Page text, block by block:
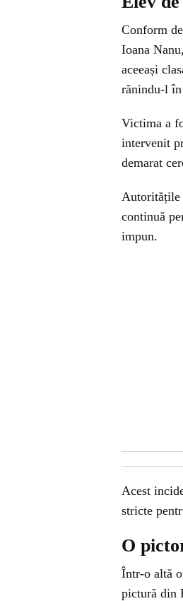
Conform
Ioana
aceeași
rănindu-l
Victima a
intervenit
demarat
Autoritățile
continuă
impun.
Acest
stricte
O
Într-o altă
pictură din